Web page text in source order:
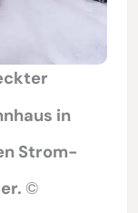
in
Strom-
©